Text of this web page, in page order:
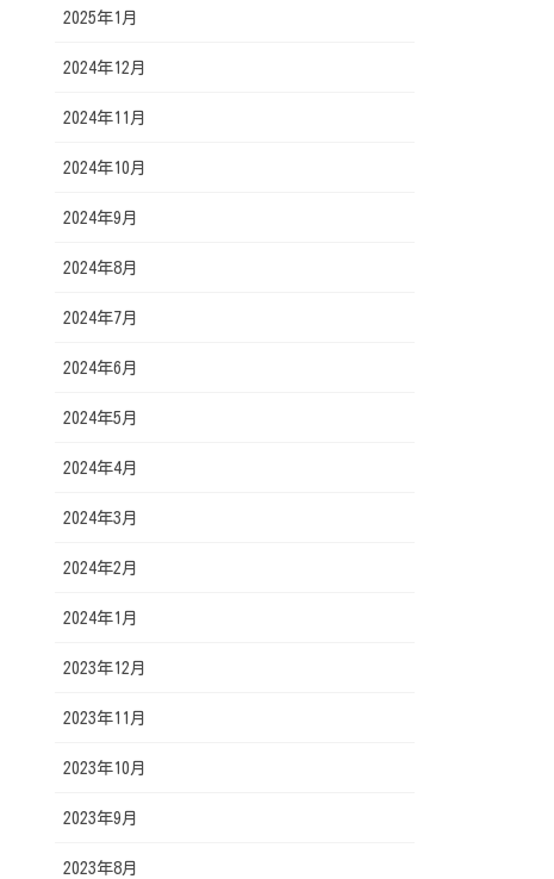
2025年1月
2024年12月
2024年11月
2024年10月
2024年9月
2024年8月
2024年7月
2024年6月
2024年5月
2024年4月
2024年3月
2024年2月
2024年1月
2023年12月
2023年11月
2023年10月
2023年9月
2023年8月